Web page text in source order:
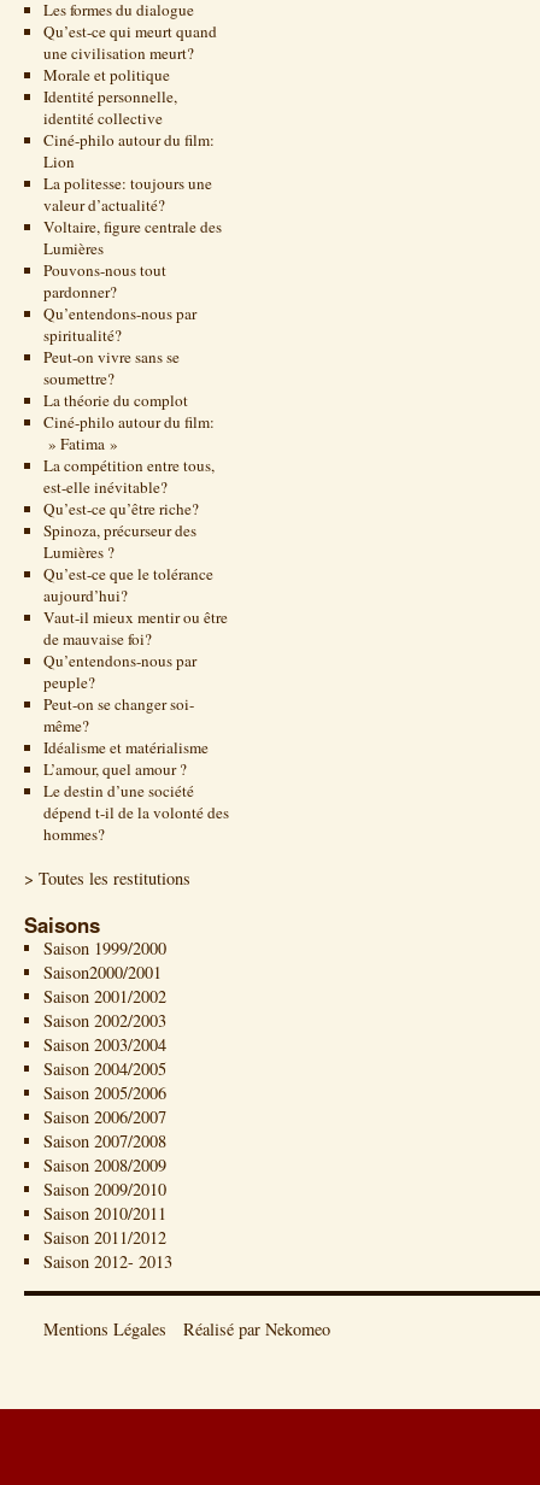
Les formes du dialogue
Qu’est-ce qui meurt quand
une civilisation meurt?
Morale et politique
Identité personnelle,
identité collective
Ciné-philo autour du film:
Lion
La politesse: toujours une
valeur d’actualité?
Voltaire, figure centrale des
Lumières
Pouvons-nous tout
pardonner?
Qu’entendons-nous par
spiritualité?
Peut-on vivre sans se
soumettre?
La théorie du complot
Ciné-philo autour du film:
» Fatima »
La compétition entre tous,
est-elle inévitable?
Qu’est-ce qu’être riche?
Spinoza, précurseur des
Lumières ?
Qu’est-ce que le tolérance
aujourd’hui?
Vaut-il mieux mentir ou être
de mauvaise foi?
Qu’entendons-nous par
peuple?
Peut-on se changer soi-
même?
Idéalisme et matérialisme
L’amour, quel amour ?
Le destin d’une société
dépend t-il de la volonté des
hommes?
> Toutes les restitutions
Saisons
Saison 1999/2000
Saison2000/2001
Saison 2001/2002
Saison 2002/2003
Saison 2003/2004
Saison 2004/2005
Saison 2005/2006
Saison 2006/2007
Saison 2007/2008
Saison 2008/2009
Saison 2009/2010
Saison 2010/2011
Saison 2011/2012
Saison 2012- 2013
Mentions Légales Réalisé par Nekomeo